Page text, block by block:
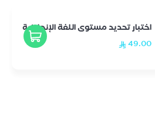
اختبار تحديد مستوى اللغة الإنجليزية
49.00